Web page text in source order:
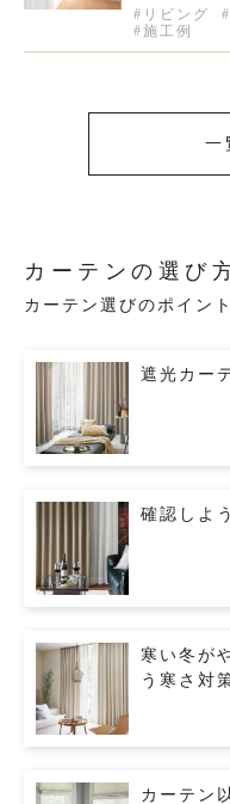
#リビング
#施工例
一
カーテンの選び
カーテン選びのポイント
遮光カー
確認しよ
寒い冬が
う寒さ対
カーテン